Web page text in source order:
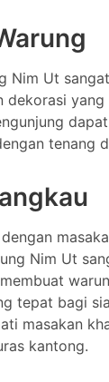
Nim Ut
dekorasi yang
tenang
Nim Ut
tepat bagi
masakan
kantong.